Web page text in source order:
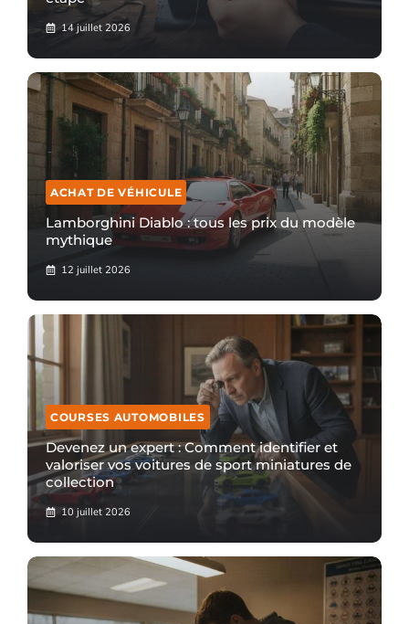
14 juillet 2026
ACHAT DE VÉHICULE
Lamborghini Diablo : tous les prix du modèle
mythique
12 juillet 2026
COURSES AUTOMOBILES
Devenez un expert : Comment identifier et
valoriser vos voitures de sport miniatures de
collection
10 juillet 2026